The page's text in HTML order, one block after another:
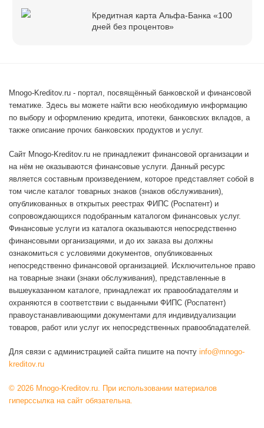
Кредитная карта Альфа-Банка «100
дней без процентов»
Mnogo-Kreditov.ru - портал, посвящённый банковской и финансовой
тематике. Здесь вы можете найти всю необходимую информацию
по выбору и оформлению кредита, ипотеки, банковских вкладов, а
также описание прочих банковских продуктов и услуг.
Сайт Mnogo-Kreditov.ru не принадлежит финансовой организации и
на нём не оказываются финансовые услуги. Данный ресурс
является составным произведением, которое представляет собой в
том числе каталог товарных знаков (знаков обслуживания),
опубликованных в открытых реестрах ФИПС (Роспатент) и
сопровождающихся подобранным каталогом финансовых услуг.
Финансовые услуги из каталога оказываются непосредственно
финансовыми организациями, и до их заказа вы должны
ознакомиться с условиями документов, опубликованных
непосредственно финансовой организацией. Исключительное право
на товарные знаки (знаки обслуживания), представленные в
вышеуказанном каталоге, принадлежат их правообладателям и
охраняются в соответствии с выданными ФИПС (Роспатент)
правоустанавливающими документами для индивидуализации
товаров, работ или услуг их непосредственных правообладателей.
Для связи с администрацией сайта пишите на почту info@mnogo-
kreditov.ru
© 2026 Mnogo-Kreditov.ru. При использовании материалов
гиперссылка на сайт обязательна.